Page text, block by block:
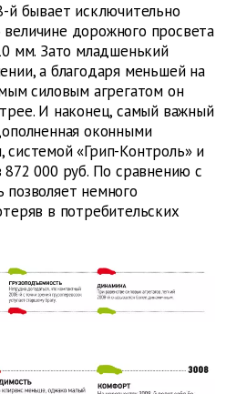
й бывает исключительно
дорожного просвета
мм. Зато младшенький
а благодаря меньшей на
силовым агрегатом он
И наконец, самый важный
оконными
системой «Грип-Контроль» и
000 руб. По сравнению с
немного
в потребительских